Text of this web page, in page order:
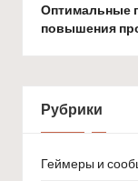
Оптимальные
повышения
Рубрики
Геймеры и